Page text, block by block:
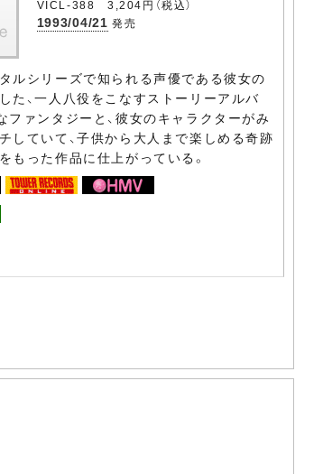
VICL-388 3,204円（税込）
1993/04/21 発売
ルシリーズで知られる声優である彼女の
た、一人八役をこなすストーリーアルバ
ファンタジーと、彼女のキャラクターがみ
していて、子供から大人まで楽しめる奇跡
もった作品に仕上がっている。